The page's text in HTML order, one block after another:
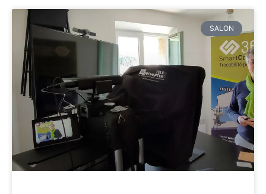
SALON